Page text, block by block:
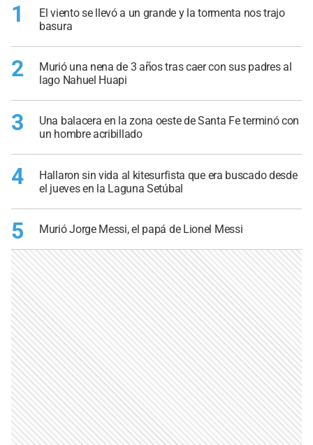
1
El viento se llevó a un grande y la tormenta nos trajo
basura
2
Murió una nena de 3 años tras caer con sus padres al
lago Nahuel Huapi
3
Una balacera en la zona oeste de Santa Fe terminó con
un hombre acribillado
4
Hallaron sin vida al kitesurfista que era buscado desde
el jueves en la Laguna Setúbal
5 Murió Jorge Messi, el papá de Lionel Messi